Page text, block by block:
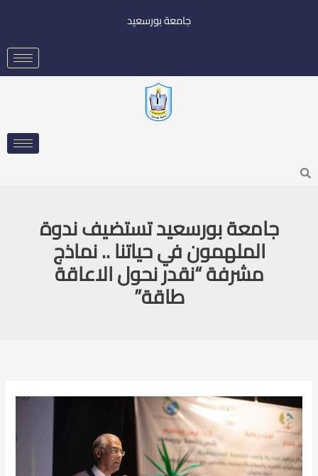
جامعة بورسعيد
Search
جامعة بورسعيد تستضيف ندوة
الملهمون في حياتنا .. نماذج
مشرفة “نقدر نحول الاعاقة
طاقة”